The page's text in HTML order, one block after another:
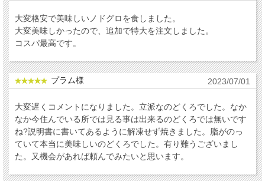
大変格安で美味しいノドグロを食しました。
大変美味しかったので、追加で特大を注文しました。
コスパ最高です。
プラム様 2023/07/01
大変遅くコメントになりました。立派なのどくろでした。なか
なか今住んでいる所では見る事は出来るのどくろでは無いです
ね?説明書に書いてあるように解凍せず焼きました。脂がのっ
ていて本当に美味しいのどくろでした。有り難うございまし
た。又機会があれば頼んでみたいと思います。